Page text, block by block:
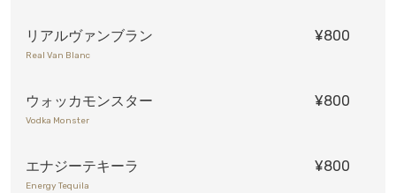
リアルヴァンブラン ¥800
Real Van Blanc
ウォッカモンスター ¥800
Vodka Monster
エナジーテキーラ ¥800
Energy Tequila